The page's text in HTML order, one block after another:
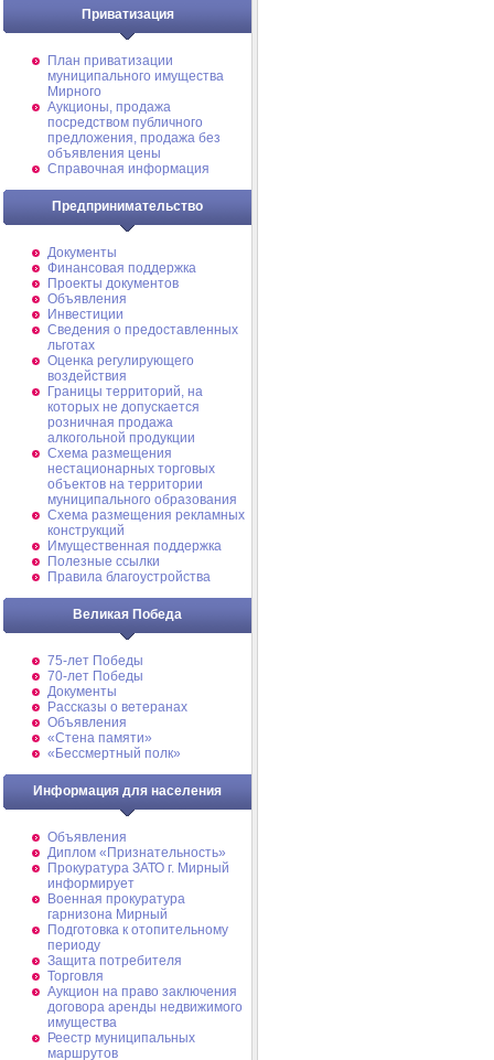
Приватизация
План приватизации
муниципального имущества
Мирного
Аукционы, продажа
посредством публичного
предложения, продажа без
объявления цены
Справочная информация
Предпринимательство
Документы
Финансовая поддержка
Проекты документов
Объявления
Инвестиции
Сведения о предоставленных
льготах
Оценка регулирующего
воздействия
Границы территорий, на
которых не допускается
розничная продажа
алкогольной продукции
Схема размещения
нестационарных торговых
объектов на территории
муниципального образования
Схема размещения рекламных
конструкций
Имущественная поддержка
Полезные ссылки
Правила благоустройства
Великая Победа
75-лет Победы
70-лет Победы
Документы
Рассказы о ветеранах
Объявления
«Стена памяти»
«Бессмертный полк»
Информация для населения
Объявления
Диплом «Признательность»
Прокуратура ЗАТО г. Мирный
информирует
Военная прокуратура
гарнизона Мирный
Подготовка к отопительному
периоду
Защита потребителя
Торговля
Аукцион на право заключения
договора аренды недвижимого
имущества
Реестр муниципальных
маршрутов